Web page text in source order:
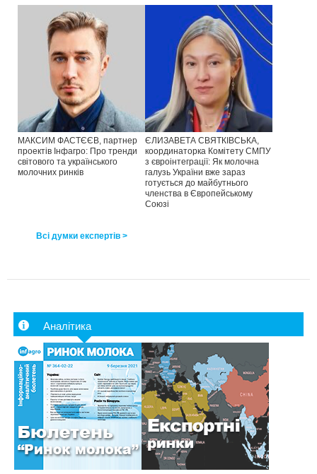
МАКСИМ ФАСТЄЄВ, партнер
проектів Інфагро: Про тренди
світового та українського
молочних ринків
ЄЛИЗАВЕТА СВЯТКІВСЬКА,
координаторка Комітету СМПУ
з євроінтеграції: Як молочна
галузь України вже зараз
готується до майбутнього
членства в Європейському
Союзі
Всі думки експертів >
Аналітика